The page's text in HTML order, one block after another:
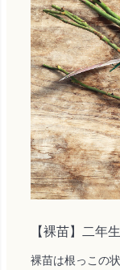
【裸苗】二年
裸苗は根っこの